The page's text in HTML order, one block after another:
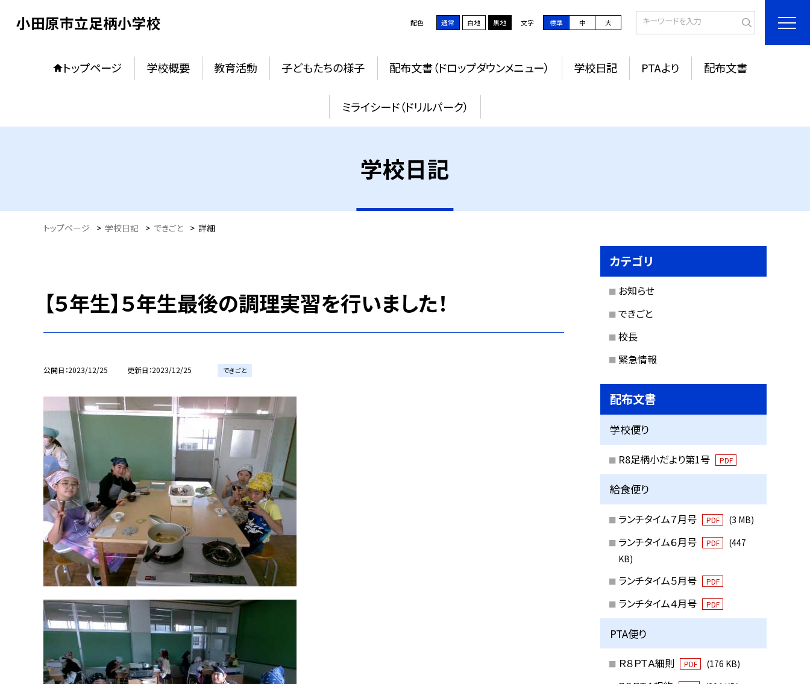
小田原市立足柄小学校 配色 通常 白地 黒地 文字 標準 中 大
トップページ 学校概要 教育活動 子どもたちの様子 配布文書（ドロップダウンメニュー） 学校日記 PTAより 配布文書
ミライシード（ドリルパーク）
学校日記
トップページ > 学校日記 > できごと > 詳細
【５年生】５年生最後の調理実習を行いました！
公開日 2023/12/25 更新日 2023/12/25 できごと
カテゴリ
お知らせ
できごと
校長
緊急情報
配布文書
学校便り
R8足柄小だより第1号 PDF
給食便り
ランチタイム７月号 PDF (3 MB)
ランチタイム６月号 PDF
(447
KB)
ランチタイム５月号 PDF
ランチタイム４月号 PDF
PTA便り
Ｒ８ＰＴＡ細則 PDF (176 KB)